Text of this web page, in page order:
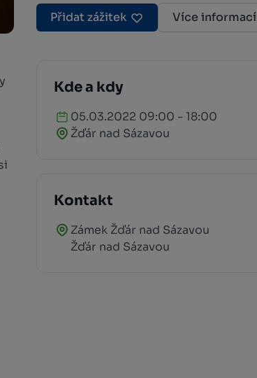
Přidat zážitek Více informací
Kde a kdy
05.03.2022 09:00 - 18:00
Žďár nad Sázavou
Kontakt
Zámek Žďár nad Sázavou
Žďár nad Sázavou